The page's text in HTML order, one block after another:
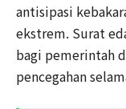
antisipasi
ekstrem. Surat
bagi pemerintah
pencegahan